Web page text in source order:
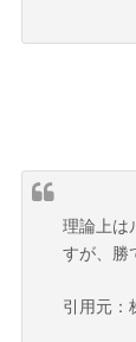
理論上は
すが、勝
引用元：